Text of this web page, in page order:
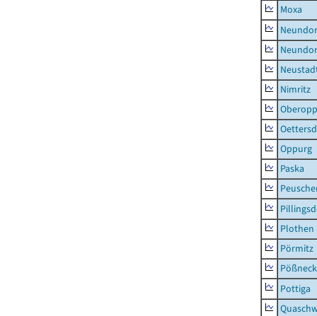
Moxa
Nimritz
Oppurg
Paska
Plothen
Pörmitz
Pottiga